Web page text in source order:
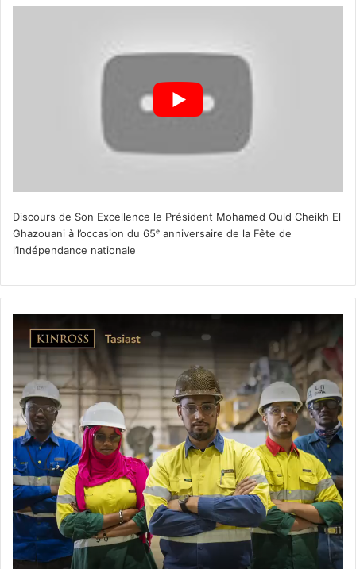
Discours de Son Excellence le Président Mohamed Ould Cheikh El
Ghazouani à l’occasion du 65ᵉ anniversaire de la Fête de
l’Indépendance nationale